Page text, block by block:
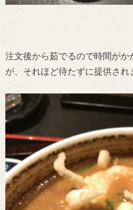
注文後から茹でるので時間が
が、それほど待たずに提供され